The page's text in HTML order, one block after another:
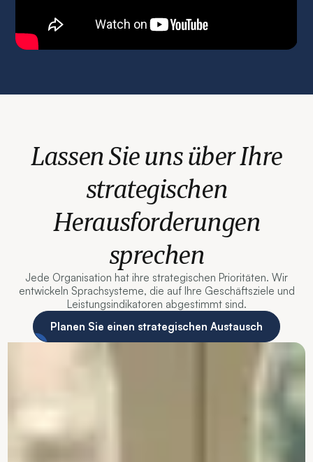
Lassen Sie uns über Ihre
strategischen
Herausforderungen
sprechen
Jede Organisation hat ihre strategischen Prioritäten. Wir
entwickeln Sprachsysteme, die auf Ihre Geschäftsziele und
Leistungsindikatoren abgestimmt sind.
Planen Sie einen strategischen Austausch